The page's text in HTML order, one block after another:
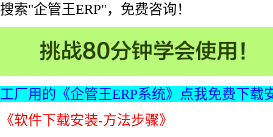
搜索"企管王ERP"，免费咨询！
工厂用的《企管王ERP系统》点我免费下载
《软件下载安装-方法步骤》